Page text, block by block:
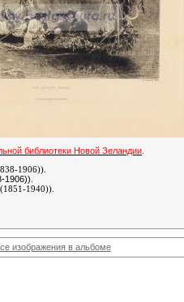
библиотеки Новой Зеландии
1906))
1906))
1940))
изображения в альбоме